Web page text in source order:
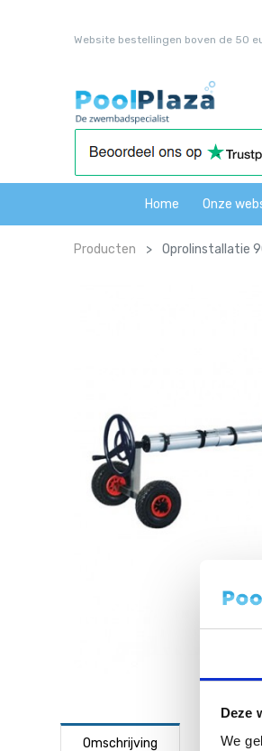
Deze
We
Website bestellingen boven de 50
Home Onze
Producten Oprolinstallatie
Omschrijving